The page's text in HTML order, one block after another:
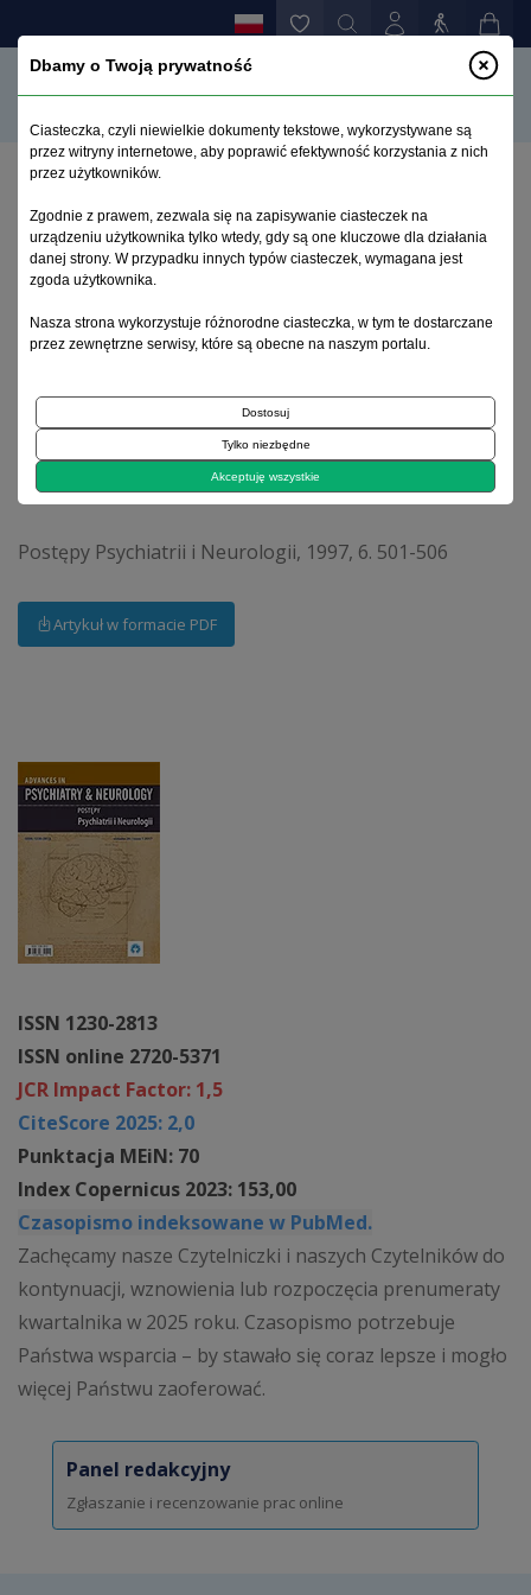
ISSN 1230-2813
ISSN online 2720-5371
JCR Impact Factor: 1,5
CiteScore 2025: 2,0
Punktacja MEiN: 70
Index Copernicus 2023: 153,00
Czasopismo indeksowane w PubMed.
Zachęcamy nasze Czytelniczki i naszych Czytelników do
kontynuacji, wznowienia lub rozpoczęcia prenumeraty
kwartalnika w 2025 roku. Czasopismo potrzebuje
Państwa wsparcia – by stawało się coraz lepsze i mogło
więcej Państwu zaoferować.
Panel redakcyjny
Zgłaszanie i recenzowanie prac online
Skorowidz autorów tomu 6 (1997)
Archiwum 1992–2014
Skorowidz autorów tomu 6 (1997)
Postępy Psychiatrii i Neurologii, 1997, 6. 501-506
Artykuł w formacie PDF
Dbamy o Twoją prywatność
Ciasteczka, czyli niewielkie dokumenty tekstowe, wykorzystywane są
przez witryny internetowe, aby poprawić efektywność korzystania z nich
przez użytkowników.
Zgodnie z prawem, zezwala się na zapisywanie ciasteczek na
urządzeniu użytkownika tylko wtedy, gdy są one kluczowe dla działania
danej strony. W przypadku innych typów ciasteczek, wymagana jest
zgoda użytkownika.
Nasza strona wykorzystuje różnorodne ciasteczka, w tym te dostarczane
przez zewnętrzne serwisy, które są obecne na naszym portalu.
Dostosuj
Tylko niezbędne
Akceptuję wszystkie